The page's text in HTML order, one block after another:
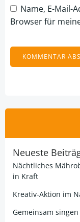
Name, E-Mail-
Browser für
Neueste
Nächtliches
in Kraft
Kreativ-Aktion im
Gemeinsam